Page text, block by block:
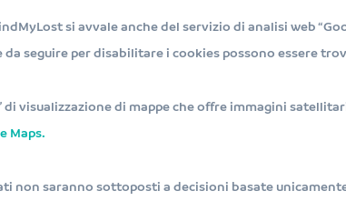
si avvale anche del servizio di analisi web
seguire per disabilitare i cookies possono essere
di visualizzazione di mappe che offre immagini
Maps.
non saranno sottoposti a decisioni basate